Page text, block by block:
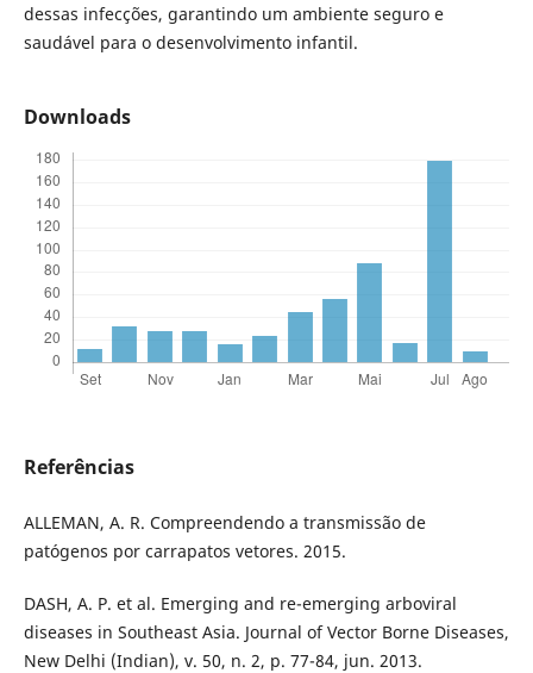
dessas infecções, garantindo um ambiente seguro e
saudável para o desenvolvimento infantil.
Downloads
Referências
ALLEMAN, A. R. Compreendendo a transmissão de
patógenos por carrapatos vetores. 2015.
DASH, A. P. et al. Emerging and re-emerging arboviral
diseases in Southeast Asia. Journal of Vector Borne Diseases,
New Delhi (Indian), v. 50, n. 2, p. 77-84, jun. 2013.